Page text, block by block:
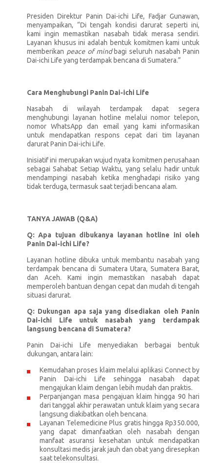
Presiden Direktur Panin Dai-ichi Life, Fadjar Gunawan,
menyampaikan, “Di tengah kondisi darurat seperti ini,
kami ingin memastikan nasabah tidak merasa sendiri.
Layanan khusus ini adalah bentuk komitmen kami untuk
memberikan peace of mindbagi seluruh nasabah Panin
Dai-ichi Life yang terdampak bencana di Sumatera.”
Cara Menghubungi Panin Dai-ichi Life
Nasabah di wilayah terdampak dapat segera
menghubungi layanan hotline melalui nomor telepon,
nomor WhatsApp dan email yang kami informasikan
untuk mendapatkan respons cepat dari tim layanan
darurat Panin Dai-ichi Life.
Inisiatif ini merupakan wujud nyata komitmen perusahaan
sebagai Sahabat Setiap Waktu, yang selalu hadir untuk
mendampingi nasabah ketika menghadapi risiko yang
tidak terduga, termasuk saat terjadi bencana alam.
TANYA JAWAB (Q&A)
Q: Apa tujuan dibukanya layanan hotline ini oleh
Panin Dai-ichi Life?
Layanan hotline dibuka untuk membantu nasabah yang
terdampak bencana di Sumatera Utara, Sumatera Barat,
dan Aceh. Kami ingin memastikan nasabah dapat
memperoleh bantuan dengan cepat dan mudah di tengah
situasi darurat.
Q: Dukungan apa saja yang disediakan oleh Panin
Dai-ichi Life untuk nasabah yang terdampak
langsung bencana di Sumatera?
Panin Dai-ichi Life menyediakan berbagai bentuk
dukungan, antara lain:
Kemudahan proses klaim melalui aplikasi Connect by
Panin Dai-ichi Life sehingga nasabah dapat
mengajukan klaim dengan lebih mudah dan praktis.
Perpanjangan masa pengajuan klaim hingga 90 hari
dari tanggal akhir perawatan untuk klaim yang secara
langsung diakibatkan oleh bencana.
Layanan Telemedicine Plus gratis hingga Rp350.000,
yang dapat dimanfaatkan oleh nasabah dengan
manfaat asuransi kesehatan untuk mendapatkan
konsultasi medis jarak jauh dan obat yang diresepkan
saat telekonsultasi.